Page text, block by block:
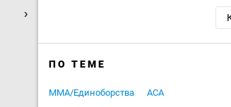
ПО ТЕМЕ
MMA/Единоборства АСА